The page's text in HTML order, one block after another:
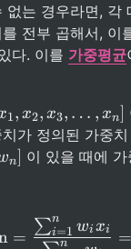
없는 경우라면, 각
전부 곱해서, 이
다. 이를 가중평균
1, x2, x3, … , xn]
가 정의된 가중치
n] 이 있을 때에
= n
∑i=1
n wi xi =